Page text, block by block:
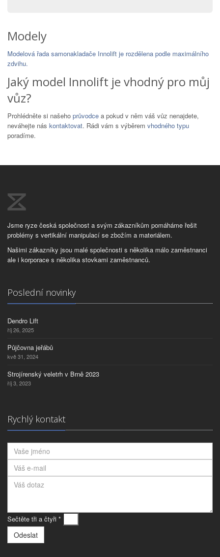
Modely
Modelová řada samonakladače Innolift je rozdělena podle maximálního
zdvihu.
Jaký model Innolift je vhodný pro můj
vůz?
Prohlédněte si našeho průvodce a pokud v něm váš vůz nenajdete,
neváhejte nás kontaktovat. Rádi vám s výběrem vhodného typu
poradíme.
Jsme ryze česká společnost a svým zákazníkům pomáháme řešit
problémy s vertikální manipulací se zbožím a materiálem.
Našimi zákazníky jsou malé společnosti s několika málo zaměstnanci
ale i korporace s několika stovkami zaměstnanců.
Poslední novinky
Dendro Lift
říj 26, 2025
Půjčovna jeřábů
kvě 31, 2024
Strojírenský veletrh v Brně 2023
říj 3, 2023
Rychlý kontakt
Sečtěte tři a čtyři *